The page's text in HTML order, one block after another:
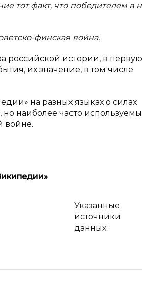
тот факт, что победителем в
финская война.
российской истории, в первую
их значение, в том числе
на разных языках о силах
но наиболее часто
войне.
Указанные
источники
данных